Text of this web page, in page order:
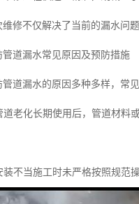
维修不仅解决了当前的漏水问
管道漏水常见原因及预防措施
管道漏水的原因多种多样，常
道老化长期使用后，管道材料
装不当施工时未严格按照规范